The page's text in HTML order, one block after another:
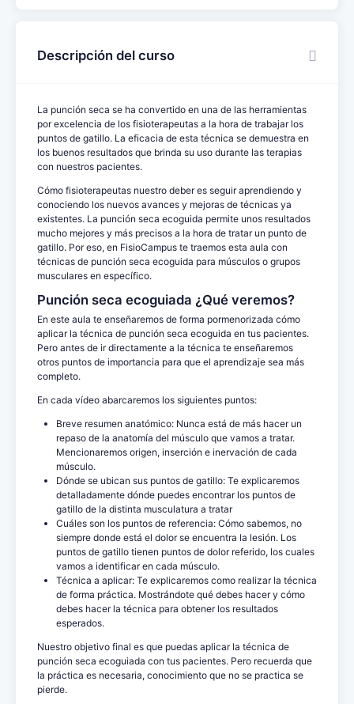
Descripción del curso
La punción seca se ha convertido en una de las herramientas
por excelencia de los fisioterapeutas a la hora de trabajar los
puntos de gatillo. La eficacia de esta técnica se demuestra en
los buenos resultados que brinda su uso durante las terapias
con nuestros pacientes.
Cómo fisioterapeutas nuestro deber es seguir aprendiendo y
conociendo los nuevos avances y mejoras de técnicas ya
existentes. La punción seca ecoguida permite unos resultados
mucho mejores y más precisos a la hora de tratar un punto de
gatillo. Por eso, en FisioCampus te traemos esta aula con
técnicas de punción seca ecoguida para músculos o grupos
musculares en específico.
Punción seca ecoguiada ¿Qué veremos?
En este aula te enseñaremos de forma pormenorizada cómo
aplicar la técnica de punción seca ecoguida en tus pacientes.
Pero antes de ir directamente a la técnica te enseñaremos
otros puntos de importancia para que el aprendizaje sea más
completo.
En cada vídeo abarcaremos los siguientes puntos:
Breve resumen anatómico: Nunca está de más hacer un
repaso de la anatomía del músculo que vamos a tratar.
Mencionaremos origen, inserción e inervación de cada
músculo.
Dónde se ubican sus puntos de gatillo: Te explicaremos
detalladamente dónde puedes encontrar los puntos de
gatillo de la distinta musculatura a tratar
Cuáles son los puntos de referencia: Cómo sabemos, no
siempre donde está el dolor se encuentra la lesión. Los
puntos de gatillo tienen puntos de dolor referido, los cuales
vamos a identificar en cada músculo.
Técnica a aplicar: Te explicaremos como realizar la técnica
de forma práctica. Mostrándote qué debes hacer y cómo
debes hacer la técnica para obtener los resultados
esperados.
Nuestro objetivo final es que puedas aplicar la técnica de
punción seca ecoguiada con tus pacientes. Pero recuerda que
la práctica es necesaria, conocimiento que no se practica se
pierde.